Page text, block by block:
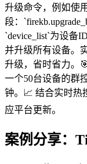
升级命令，例如使
段：
`device_list`为设备
并升级所有设备。
升级，省时省力。
一个50台设备的群
钟。📈 结合实时热
应平台更新。
案例分享：